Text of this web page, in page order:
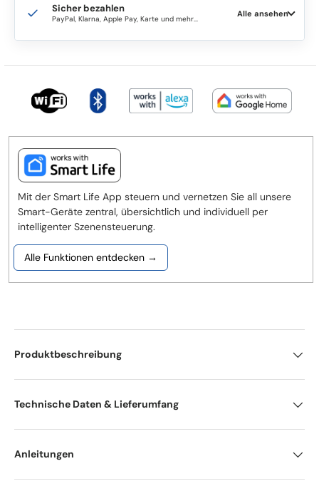
Sicher bezahlen
PayPal, Klarna, Apple Pay, Karte und mehr...
Alle ansehen
Mit der Smart Life App steuern und vernetzen Sie all unsere
Smart-Geräte zentral, übersichtlich und individuell per
intelligenter Szenensteuerung.
Alle Funktionen entdecken →
Produktbeschreibung
Technische Daten & Lieferumfang
Anleitungen